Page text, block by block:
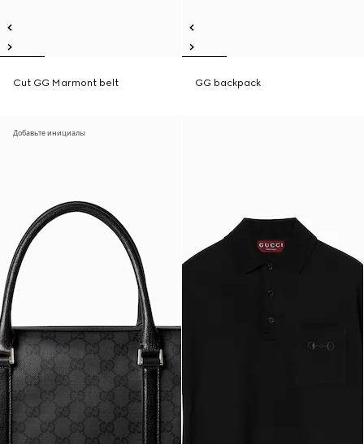
Cut GG Marmont belt GG backpack
Добавьте инициалы